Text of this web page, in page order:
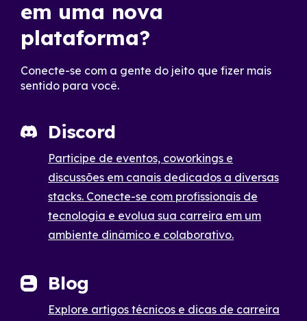
em uma nova
plataforma?
Conecte-se com a gente do jeito que fizer mais
sentido para você.
Discord
Participe de eventos, coworkings e
discussões em canais dedicados a diversas
stacks. Conecte-se com profissionais de
tecnologia e evolua sua carreira em um
ambiente dinâmico e colaborativo.
Blog
Explore artigos técnicos e dicas de carreira